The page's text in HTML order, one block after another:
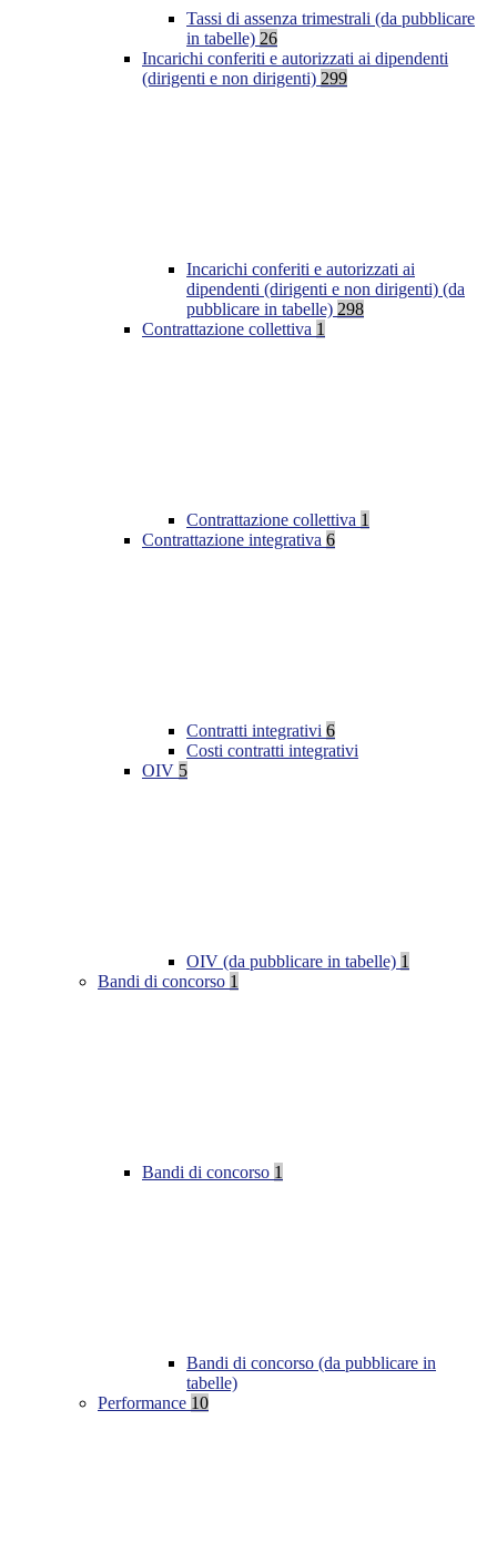
Tassi di assenza trimestrali (da pubblicare
in tabelle) 26
Incarichi conferiti e autorizzati ai dipendenti
(dirigenti e non dirigenti) 299
Incarichi conferiti e autorizzati ai
dipendenti (dirigenti e non dirigenti) (da
pubblicare in tabelle) 298
Contrattazione collettiva 1
Contrattazione collettiva 1
Contrattazione integrativa 6
Contratti integrativi 6
Costi contratti integrativi
OIV 5
OIV (da pubblicare in tabelle) 1
Bandi di concorso 1
Bandi di concorso 1
Bandi di concorso (da pubblicare in
tabelle)
Performance 10